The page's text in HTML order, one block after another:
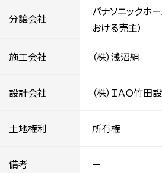
分譲会社
パナソニックホ
おける売主）
施工会社 （株）浅沼組
設計会社 （株）ＩＡＯ竹田
土地権利 所有権
備考 －